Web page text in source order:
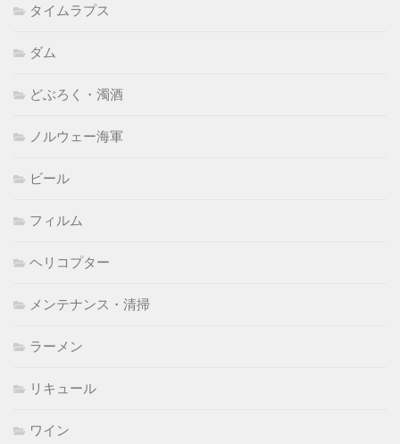
タイムラプス
ダム
どぶろく・濁酒
ノルウェー海軍
ビール
フィルム
ヘリコプター
メンテナンス・清掃
ラーメン
リキュール
ワイン